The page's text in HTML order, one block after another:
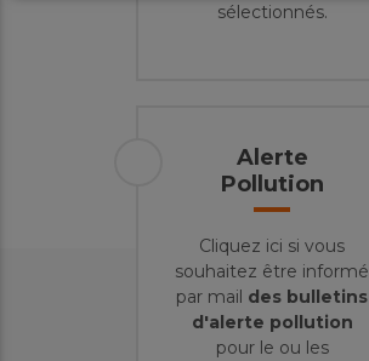
sélectionnés.
Alerte
Pollution
Cliquez ici si vous
souhaitez être informé
par mail des bulletins
d'alerte pollution
pour le ou les